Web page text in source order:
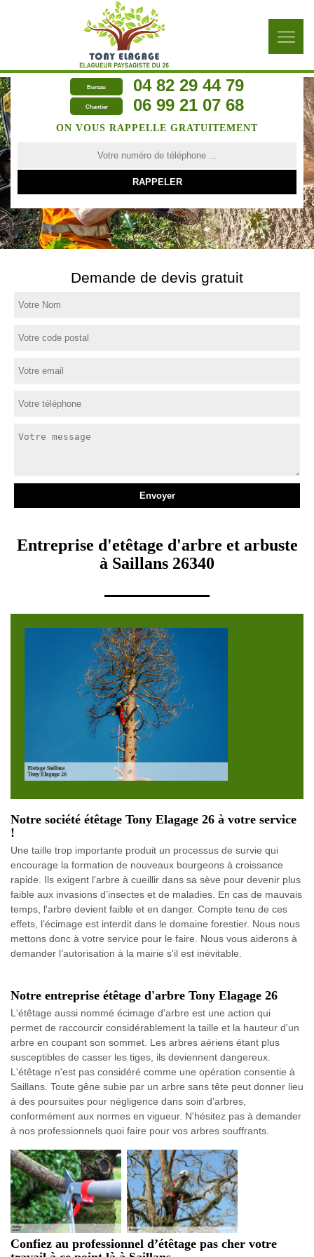
Bureau 04 82 29 44 79
Chantier 06 99 21 07 68
ON VOUS RAPPELLE GRATUITEMENT
Demande de devis gratuit
Entreprise d'etêtage d'arbre et arbuste
à Saillans 26340
Notre société étêtage Tony Elagage 26 à votre service
!
Une taille trop importante produit un processus de survie qui
encourage la formation de nouveaux bourgeons à croissance
rapide. Ils exigent l'arbre à cueillir dans sa sève pour devenir plus
faible aux invasions d’insectes et de maladies. En cas de mauvais
temps, l'arbre devient faible et en danger. Compte tenu de ces
effets, l’écimage est interdit dans le domaine forestier. Nous nous
mettons donc à votre service pour le faire. Nous vous aiderons à
demander l’autorisation à la mairie s'il est inévitable.
Notre entreprise étêtage d'arbre Tony Elagage 26
L'étêtage aussi nommé écimage d'arbre est une action qui
permet de raccourcir considérablement la taille et la hauteur d'un
arbre en coupant son sommet. Les arbres aériens étant plus
susceptibles de casser les tiges, ils deviennent dangereux.
L'étêtage n'est pas considéré comme une opération consentie à
Saillans. Toute gêne subie par un arbre sans tête peut donner lieu
à des poursuites pour négligence dans soin d’arbres,
conformément aux normes en vigueur. N'hésitez pas à demander
à nos professionnels quoi faire pour vos arbres souffrants.
Confiez au professionnel d’étêtage pas cher votre